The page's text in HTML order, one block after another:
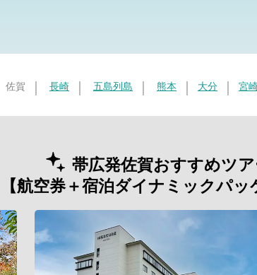
佐賀 長崎 五島列島 熊本 大分 宮
帯広発佐賀おすすめツ
【航空券＋宿泊ダイナミックパッ